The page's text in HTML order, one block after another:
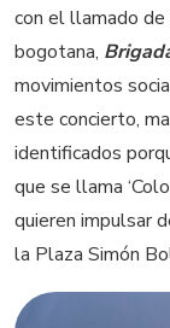
con el llamado de
bogotana,
movimientos
este concierto,
identificados
que se llama
quieren impulsar
la Plaza Simón